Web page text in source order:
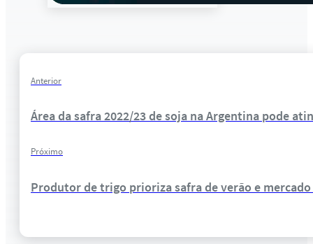
Anterior
Área da safra 2022/23 de soja na Argentina pode
Próximo
Produtor de trigo prioriza safra de verão e